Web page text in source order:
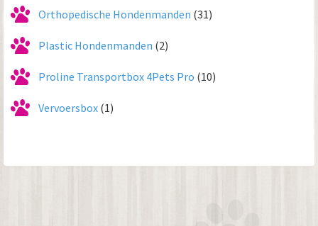
Orthopedische Hondenmanden (31)
Plastic Hondenmanden (2)
Proline Transportbox 4Pets Pro (10)
Vervoersbox (1)